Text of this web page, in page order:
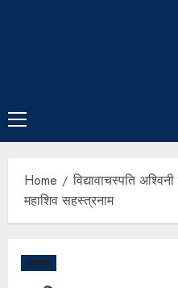
Home विद्यावाचस्पति
महाशिव सहस्त्रनाम
आलेख